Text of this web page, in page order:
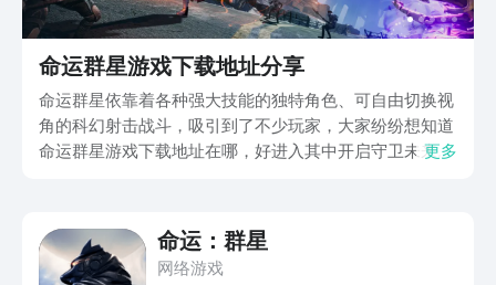
命运群星游戏下载地址分享
命运群星依靠着各种强大技能的独特角色、可自由切换视
角的科幻射击战斗，吸引到了不少玩家，大家纷纷想知道
命运群星游戏下载地址在哪，好进入其中开启守卫未来地
更多
命运：群星
网络游戏